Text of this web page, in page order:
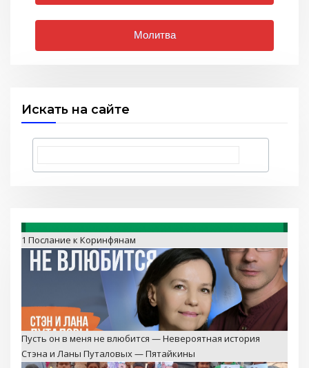
Молитва
Искать на сайте
Пусть он в меня не влюбится — Невероятная история
Стэна и Ланы Путаловых — Пятайкины